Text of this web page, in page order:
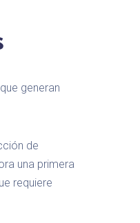
generan
de
una primera
requiere